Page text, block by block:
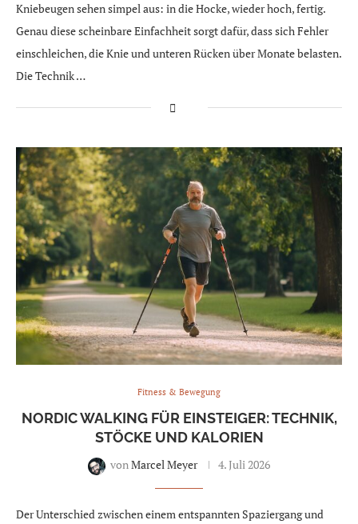
Kniebeugen sehen simpel aus: in die Hocke, wieder hoch, fertig.
Genau diese scheinbare Einfachheit sorgt dafür, dass sich Fehler
einschleichen, die Knie und unteren Rücken über Monate belasten.
Die Technik …
Fitness & Bewegung
NORDIC WALKING FÜR EINSTEIGER: TECHNIK,
STÖCKE UND KALORIEN
vonMarcel Meyer 4. Juli 2026
Der Unterschied zwischen einem entspannten Spaziergang und